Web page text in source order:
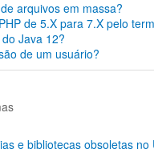
arquivos em massa?
de 5.X para 7.X pelo
Java 12?
de um usuário?
e bibliotecas obsoletas no